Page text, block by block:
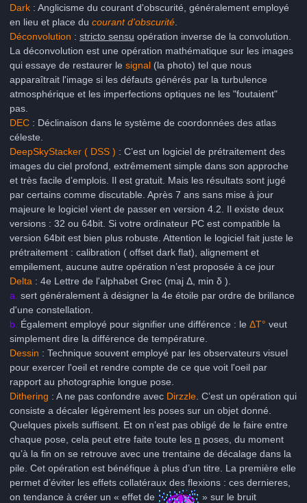
Dark : Anglicisme du courant d'obscurité, généralement employé
en lieu et place du courant d'obscurité
Déconvolution : stricto sensu opération inverse de la convolution.
La déconvolution est une opération mathématique sur les images
qui essaye de restaurer le signal (la photo) tel que nous
apparaîtrait l'image si les défauts générés par la turbulence
atmosphérique et les imperfections optiques ne les "foutaient"
pas.
DEC : Déclinaison dans le système de coordonnées des atlas
céleste.
DeepSkyStacker ( DSS ) : C’est un logiciel de prétraitement des
images du ciel profond, extrêmement simple dans son approche
et très facile d’emplois. Il est gratuit. Mais les résultats sont jugé
par certains comme discutable. Après 7 ans sans mise à jour
majeure le logiciel vient de passer en version 4.2. Il existe deux
versions : 32 ou 64bit. Si votre ordinateur PC est compatible la
version 64bit est bien plus robuste. Attention le logiciel fait juste le
prétraitement : calibration ( offset dark flat), alignement et
empilement, aucune autre opération n’est proposée à ce jour
Delta : 4e Lettre de l'alphabet Grec (maj Δ, min δ ).
a. sert généralement à désigner la 4e étoile par ordre de brillance
d'une constellation.
b. Également employé pour signifier une différence : le ΔT° veut
simplement dire la différence de température.
Dessin : Technique souvent employé par les observateurs visuel
pour exercer l'oeil et rendre compte de ce que voit l'oeil par
rapport au photographie longue pose.
Dithering : A ne pas confondre avec Dirzzle . C’est un opération qui
consiste a décaler légèrement les poses sur un objet donné.
Quelques pixels suffisent. Et on n’est pas obligé de le faire entre
chaque pose, cela peut etre faite toute les n poses, du moment
qu’à la fin on se retrouve avec une trentaine de décalage dans la
pile. Cet opération est bénéfique à plus d’un titre. La première elle
permet d’éviter les effets collatéraux des flexions : ces dernieres,
on tendance à créer un « effet de
» sur le bruit